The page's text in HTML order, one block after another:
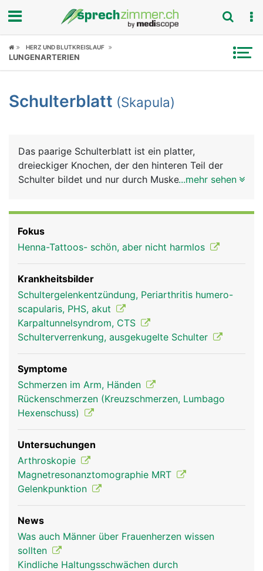
Fokus
Symptome
News
Rubriken
HERZ UND BLUTKREISLAUF
LUNGENARTERIEN
Schulterblatt (Skapula)
Das paarige Schulterblatt ist ein platter,
dreieckiger Knochen, der den hinteren Teil der
Schulter bildet und nur durch Muskeln mit der
Oberarmknochens bewegt. Auch das Schlüsselbein
ist seitlich mit dem Schulterblatt gelenkig
verbunden. Über die Schulterblätter sind die Arme
mit dem Rumpf verbunden. Ausserdem dient es als
Befestigungsanker für die Rückenmuskulatur
...mehr sehen
Fokus
Henna-Tattoos- schön, aber nicht harmlos
Krankheitsbilder
Schultergelenkentzündung, Periarthritis humero-
scapularis, PHS, akut
Karpaltunnelsyndrom, CTS
Schulterverrenkung, ausgekugelte Schulter
Symptome
Schmerzen im Arm, Händen
Rückenschmerzen (Kreuzschmerzen, Lumbago
Hexenschuss)
Untersuchungen
Arthroskopie
Magnetresonanztomographie MRT
Gelenkpunktion
News
Was auch Männer über Frauenherzen wissen
sollten
Kindliche Haltungsschwächen durch